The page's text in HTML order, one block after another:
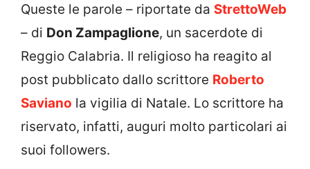
Queste le parole – riportate da StrettoWeb
– di Don Zampaglione, un sacerdote di
Reggio Calabria. Il religioso ha reagito al
post pubblicato dallo scrittore Roberto
Saviano la vigilia di Natale. Lo scrittore ha
riservato, infatti, auguri molto particolari ai
suoi followers.